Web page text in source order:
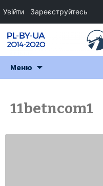
Меню
11betncom1
Увійти Зареєструйтесь